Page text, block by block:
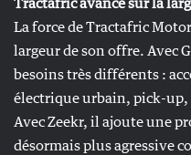
La force de Tractafric
largeur de son offre. Avec
besoins très différents :
électrique urbain, pick-up,
Avec Zeekr, il ajoute une
désormais plus agressive